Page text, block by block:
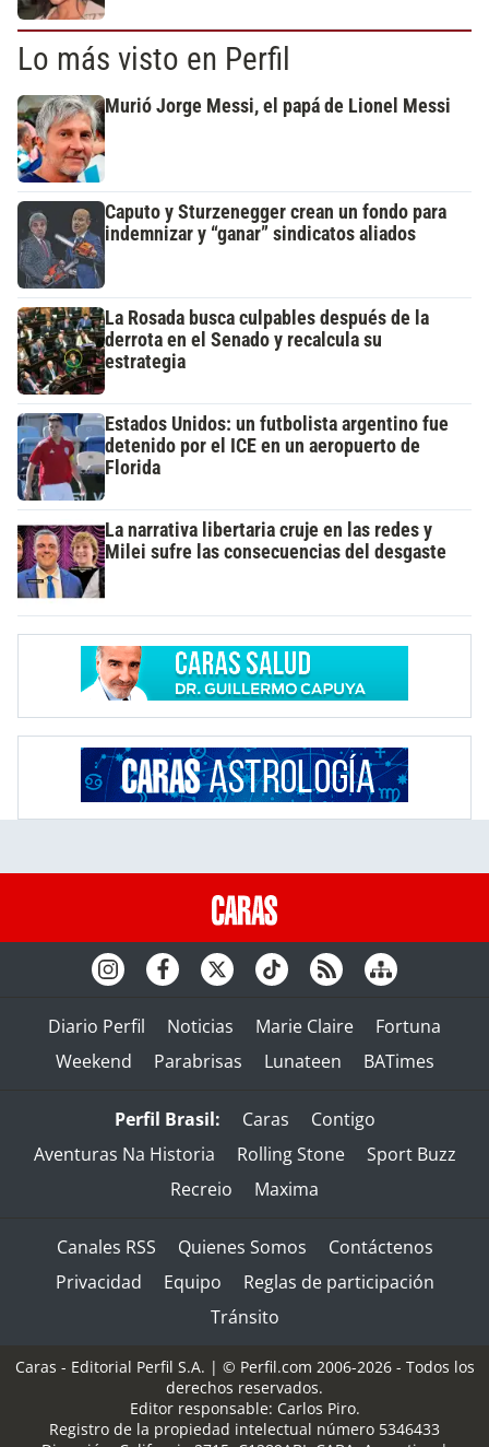
Lo más visto en Perfil
Murió Jorge Messi, el papá de Lionel Messi
Caputo y Sturzenegger crean un fondo para
indemnizar y “ganar” sindicatos aliados
La Rosada busca culpables después de la
derrota en el Senado y recalcula su
estrategia
Estados Unidos: un futbolista argentino fue
detenido por el ICE en un aeropuerto de
Florida
La narrativa libertaria cruje en las redes y
Milei sufre las consecuencias del desgaste
Diario Perfil Noticias Marie Claire
Fortuna
Weekend
Parabrisas Lunateen BATimes
Perfil Brasil: Caras
Contigo
Aventuras Na Historia
Rolling Stone
Sport Buzz
Recreio
Maxima
Canales RSS Quienes Somos
Contáctenos
Privacidad
Equipo
Reglas de participación
Tránsito
Caras - Editorial Perfil S.A. | © Perfil.com 2006-2026 - Todos los
derechos reservados.
Editor responsable: Carlos Piro.
Registro de la propiedad intelectual número 5346433